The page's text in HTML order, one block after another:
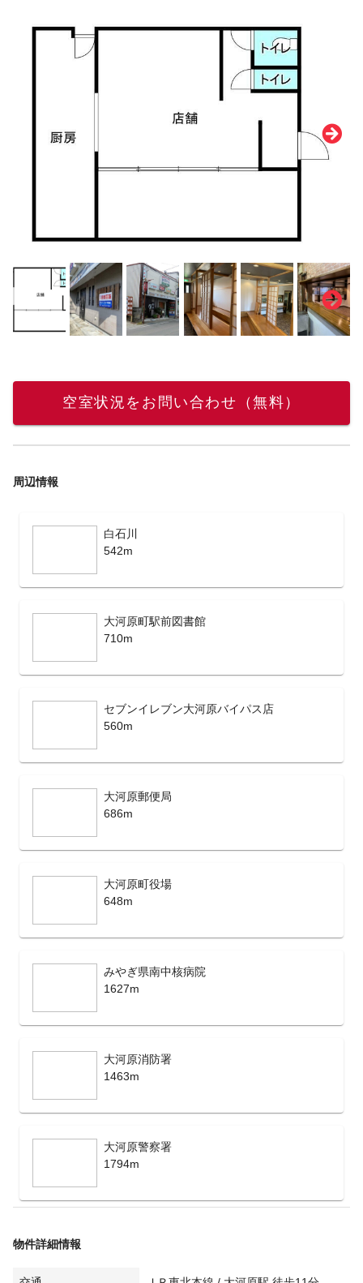
空室状況をお問い合わせ（無料）
周辺情報
白石川
542m
大河原町駅前図書館
710m
セブンイレブン大河原バイパス店
560m
大河原郵便局
686m
大河原町役場
648m
みやぎ県南中核病院
1627m
大河原消防署
1463m
大河原警察署
1794m
物件詳細情報